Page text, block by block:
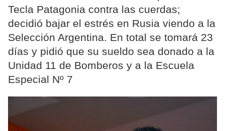
Tecla Patagonia contra las cuerdas;
decidió bajar el estrés en Rusia viendo a la
Selección Argentina. En total se tomará 23
días y pidió que su sueldo sea donado a la
Unidad 11 de Bomberos y a la Escuela
Especial Nº 7